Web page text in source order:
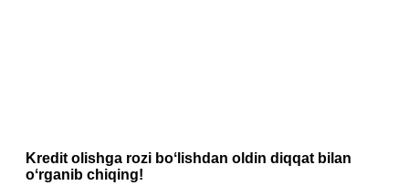
Kredit olishga rozi boʻlishdan oldin diqqat bilan
oʻrganib chiqing!